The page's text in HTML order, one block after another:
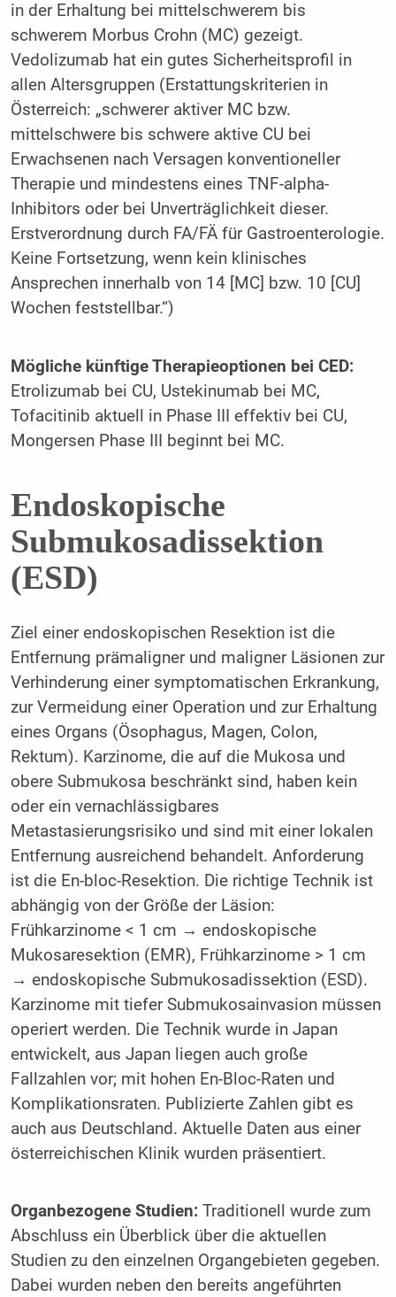
in der Erhaltung bei mittelschwerem bis
schwerem Morbus Crohn (MC) gezeigt.
Vedolizumab hat ein gutes Sicherheitsprofil in
allen Altersgruppen (Erstattungskriterien in
Österreich: „schwerer aktiver MC bzw.
mittelschwere bis schwere aktive CU bei
Erwachsenen nach Versagen konventioneller
Therapie und mindestens eines TNF-alpha-
Inhibitors oder bei Unverträglichkeit dieser.
Erstverordnung durch FA/FÄ für Gastroenterologie.
Keine Fortsetzung, wenn kein klinisches
Ansprechen innerhalb von 14 [MC] bzw. 10 [CU]
Wochen feststellbar.“)
Mögliche künftige Therapieoptionen bei CED:
Etrolizumab bei CU, Ustekinumab bei MC,
Tofacitinib aktuell in Phase III effektiv bei CU,
Mongersen Phase III beginnt bei MC.
Endoskopische
Submukosadissektion
(ESD)
Ziel einer endoskopischen Resektion ist die
Entfernung prämaligner und maligner Läsionen zur
Verhinderung einer symptomatischen Erkrankung,
zur Vermeidung einer Operation und zur Erhaltung
eines Organs (Ösophagus, Magen, Colon,
Rektum). Karzinome, die auf die Mukosa und
obere Submukosa beschränkt sind, haben kein
oder ein vernachlässigbares
Metastasierungsrisiko und sind mit einer lokalen
Entfernung ausreichend behandelt. Anforderung
ist die En-bloc-Resektion. Die richtige Technik ist
abhängig von der Größe der Läsion:
Frühkarzinome < 1 cm → endoskopische
Mukosaresektion (EMR), Frühkarzinome > 1 cm
→ endoskopische Submukosadissektion (ESD).
Karzinome mit tiefer Submukosainvasion müssen
operiert werden. Die Technik wurde in Japan
entwickelt, aus Japan liegen auch große
Fallzahlen vor; mit hohen En-Bloc-Raten und
Komplikationsraten. Publizierte Zahlen gibt es
auch aus Deutschland. Aktuelle Daten aus einer
österreichischen Klinik wurden präsentiert.
Organbezogene Studien:Traditionell wurde zum
Abschluss ein Überblick über die aktuellen
Studien zu den einzelnen Organgebieten gegeben.
Dabei wurden neben den bereits angeführten